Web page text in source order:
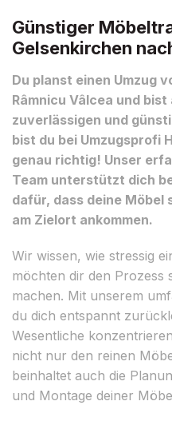
Günstiger
Gelsenkirchen
Du planst einen Umzug
Râmnicu Vâlcea und
zuverlässigen und
bist du bei Umzugsprofi
genau richtig! Unser
Team unterstützt dich
dafür, dass deine
am Zielort ankommen.
Wir wissen, wie stressig
möchten dir den Prozess
machen. Mit unserem
du dich entspannt
Wesentliche
nicht nur den reinen
beinhaltet auch die
und Montage deiner